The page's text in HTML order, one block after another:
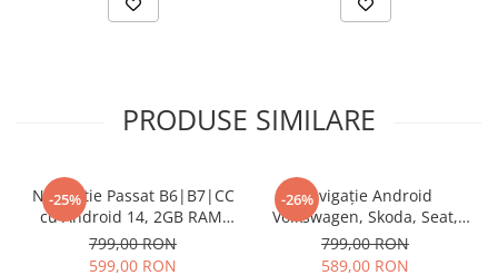
Aspirator
Echipamente service auto
Chei si truse chei
🎵 Egalizator Audio DSP
PRODUSE SIMILARE
-25%
Navigatie Passat B6|B7|CC
cu Android 14, 2GB RAM,
CarPlay si Anroid Auto,
Mirror Link, Wi-fi, Youtube,
799,00 RON
599,00 RON
-26%Navigație Android
Volkswagen, Skoda, Seat,
CarPlay & Android Auto,
ecran 7"|Compatibil Golf 5,
799,00 RON
589,00 RON